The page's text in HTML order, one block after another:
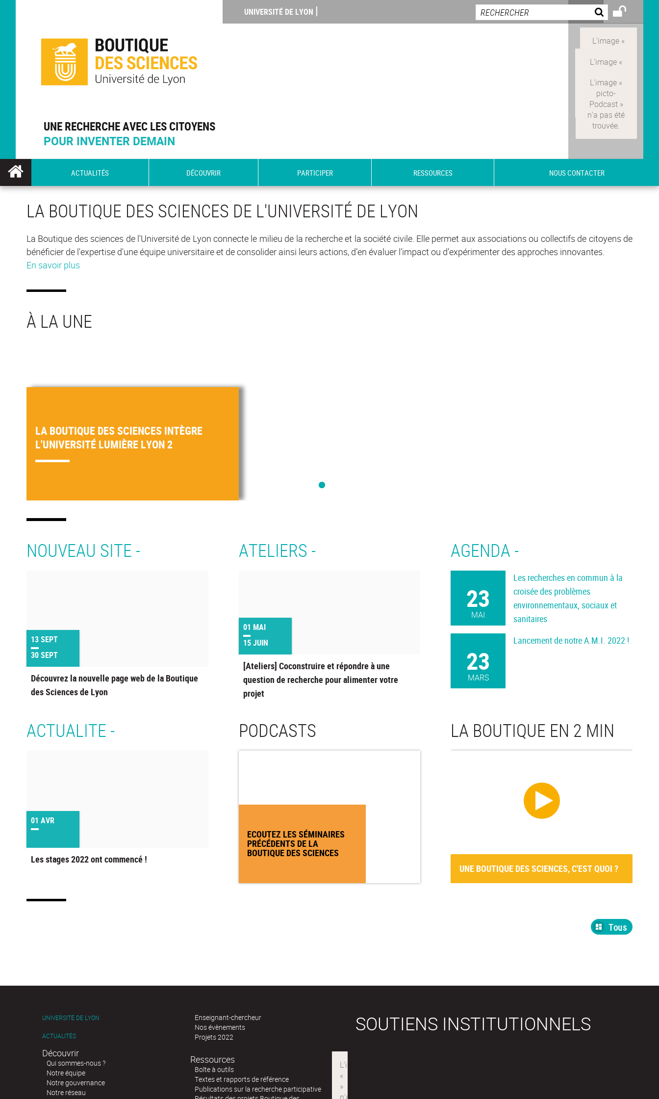
UNE RECHERCHE AVEC LES CITOYENS
POUR INVENTER DEMAIN
UNIVERSITÉ DE LYON
ACTUALITÉS DÉCOUVRIR PARTICIPER RESSOURCES NOUS CONTACTER
LA BOUTIQUE DES SCIENCES DE L'UNIVERSITÉ DE LYON
La Boutique des sciences de l'Université de Lyon connecte le milieu de la recherche et la société civile. Elle permet aux associations ou collectifs de citoyens de
bénéficier de l'expertise d'une équipe universitaire et de consolider ainsi leurs actions, d’en évaluer l’impact ou d’expérimenter des approches innovantes.
En savoir plus
LA BOUTIQUE DES SCIENCES INTÈGRE
L'UNIVERSITÉ LUMIÈRE LYON 2
NOUVEAU SITE -
13SEPT
30SEPT
Découvrez la nouvelle page web de la Boutique
des Sciences de Lyon
ATELIERS -
01 MAI
15JUIN
[Ateliers] Coconstruire et répondre à une
question de recherche pour alimenter votre
projet
AGENDA -
23
MAI
Les recherches en commun à la
croisée des problèmes
environnementaux, sociaux et
sanitaires
23
MARS
Lancement de notre A.M.I. 2022 !
ACTUALITE -
01 AVR
Les stages 2022 ont commencé !
PODCASTS
ECOUTEZ LES SÉMINAIRES
PRÉCÉDENTS DE LA
BOUTIQUE DES SCIENCES
LA BOUTIQUE EN 2 MIN
UNE BOUTIQUE DES SCIENCES, C'EST QUOI ?
Tous
UNIVERSITÉ DE LYON
ACTUALITÉS
Découvrir
Qui sommes-nous ?
Notre équipe
Notre gouvernance
Notre réseau
Enseignant-chercheur
Nos évènements
Projets 2022
Ressources
Boîte à outils
Textes et rapports de référence
Publications sur la recherche participative
SOUTIENS INSTITUTIONNELS